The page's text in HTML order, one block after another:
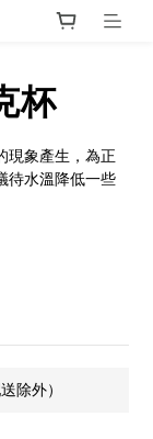
杯
現象產生，為正
待水溫降低一些
除外）